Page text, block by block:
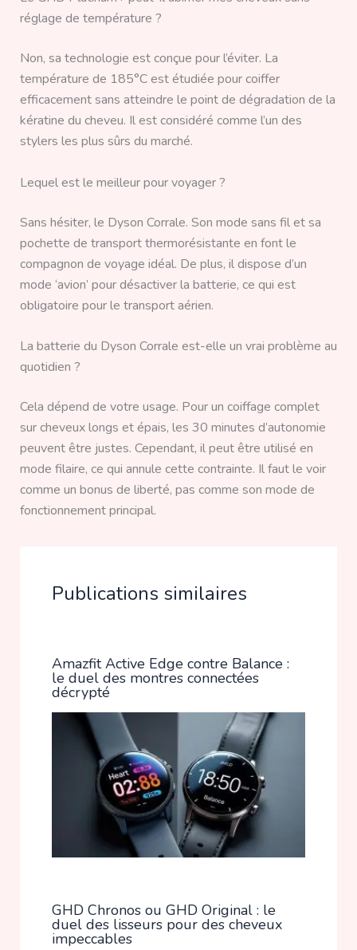
réglage de température ?
Non, sa technologie est conçue pour l’éviter. La
température de 185°C est étudiée pour coiffer
efficacement sans atteindre le point de dégradation de la
kératine du cheveu. Il est considéré comme l’un des
stylers les plus sûrs du marché.
Lequel est le meilleur pour voyager ?
Sans hésiter, le Dyson Corrale. Son mode sans fil et sa
pochette de transport thermorésistante en font le
compagnon de voyage idéal. De plus, il dispose d’un
mode ‘avion’ pour désactiver la batterie, ce qui est
obligatoire pour le transport aérien.
La batterie du Dyson Corrale est-elle un vrai problème au
quotidien ?
Cela dépend de votre usage. Pour un coiffage complet
sur cheveux longs et épais, les 30 minutes d’autonomie
peuvent être justes. Cependant, il peut être utilisé en
mode filaire, ce qui annule cette contrainte. Il faut le voir
comme un bonus de liberté, pas comme son mode de
fonctionnement principal.
Publications similaires
Amazfit Active Edge contre Balance :
le duel des montres connectées
décrypté
GHD Chronos ou GHD Original : le
duel des lisseurs pour des cheveux
impeccables